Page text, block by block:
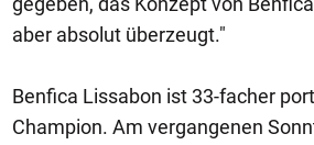
aber absolut überzeugt."
Benfica Lissabon ist 33-facher
Champion. Am vergangenen